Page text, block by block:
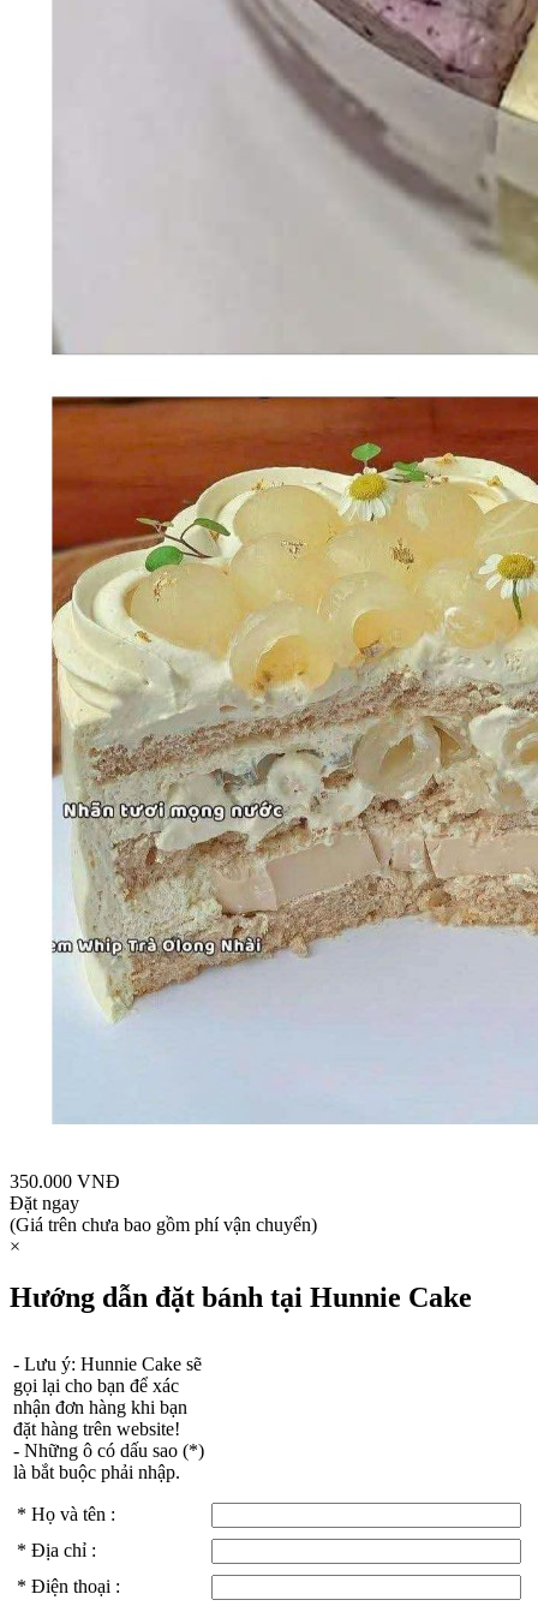
350.000 VNĐ
Đặt ngay
(Giá trên chưa bao gồm phí vận chuyển)
×
Hướng dẫn đặt bánh tại Hunnie Cake
- Lưu ý: Hunnie Cake sẽ
gọi lại cho bạn để xác
nhận đơn hàng khi bạn
đặt hàng trên website!
- Những ô có dấu sao (*)
là bắt buộc phải nhập.
* Họ và tên :
* Địa chỉ :
* Điện thoại :